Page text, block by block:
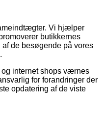
Vi hjælper
butikkernes
de besøgende på vores
internet shops værnes
for forandringer der
opdatering af de viste